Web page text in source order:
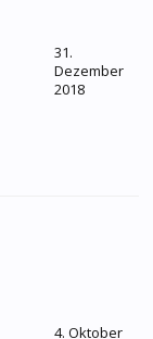
31.
Dezember
2018
4. Oktober